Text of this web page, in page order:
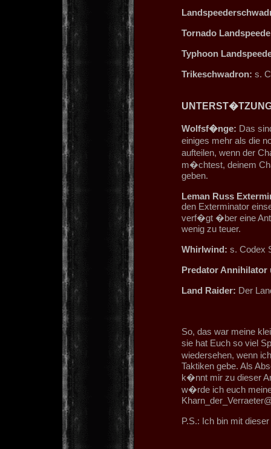
Tornado
Typhoon
Trikeschwadron: s.
Wolfsf�nge: Das
einiges mehr als die
aufteilen, wenn der
m�chtest, deinem
geben.
Leman Russ
den Exterminator
verf�gt �ber eine
wenig zu teuer.
Whirlwind: s. Codex
Predator Annihilator
Land Raider: Der
So, das war meine
sie hat Euch so viel
wiedersehen, wenn
Taktiken gebe. Als
k�nnt mir zu dieser
w�rde ich euch
P.S.: Ich bin mit